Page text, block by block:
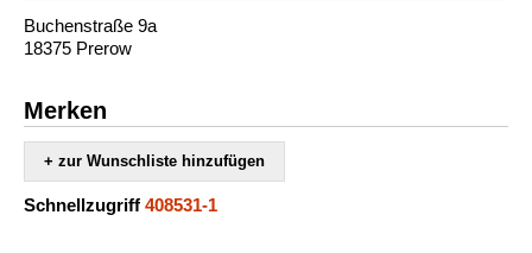
Buchenstraße 9a
18375 Prerow
Merken
+ zur Wunschliste hinzufügen
Schnellzugriff 408531-1